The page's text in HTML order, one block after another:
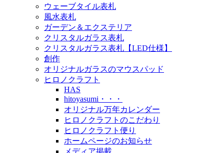
ウェーブタイル表札
風水表札
ガーデン＆エクステリア
クリスタルガラス表札
クリスタルガラス表札【LED仕様】
創作
オリジナルガラスのマウスパッド
ヒロノクラフト
HAS
hitoyasumi・・・
オリジナル万年カレンダー
ヒロノクラフトのこだわり
ヒロノクラフト便り
ホームページのお知らせ
メディア掲載